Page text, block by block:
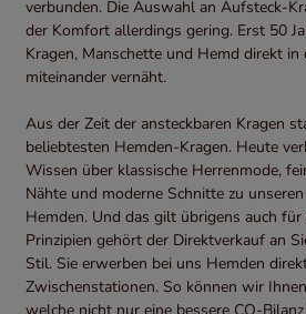
verbunden. Die Auswahl an Aufsteck-
der Komfort allerdings gering. Erst 50
Kragen, Manschette und Hemd direkt
miteinander vernäht.
Aus der Zeit der ansteckbaren Kragen
beliebtesten Hemden-Kragen. Heute
Wissen über klassische Herrenmode,
Nähte und moderne Schnitte zu
Hemden. Und das gilt übrigens auch für
Prinzipien gehört der Direktverkauf an
Stil. Sie erwerben bei uns Hemden
Zwischenstationen. So können wir